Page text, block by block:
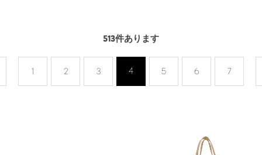
513件あります
1 2 3 4 5 6 7